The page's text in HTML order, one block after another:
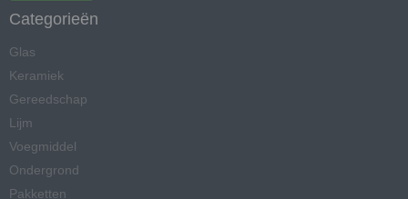
Categorieën
Glas
Keramiek
Gereedschap
Lijm
Voegmiddel
Ondergrond
Pakketten